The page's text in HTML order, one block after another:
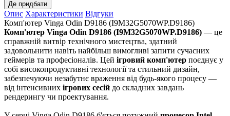
Де придбати
Опис Характеристики Відгуки
Комп'ютер Vinga Odin D9186 (I9M32G5070WP.D9186)
Комп'ютер Vinga Odin D9186 (I9M32G5070WP.D9186) — це
справжній витвір технічного мистецтва, здатний
задовольнити навіть найбільш вимогливі запити сучасних
геймерів та професіоналів. Цей ігровий комп'ютер поєднує у
собі високопродуктивні технології та стильний дизайн,
забезпечуючи незабутнє враження від будь-якого процесу —
від інтенсивних ігрових сесій до складних завдань
рендерингу чи проектування.